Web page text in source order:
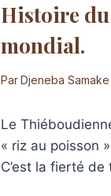
Histoire
mondial.
ParDjeneba Samake
Le
« riz au poisson
C’est la fierté